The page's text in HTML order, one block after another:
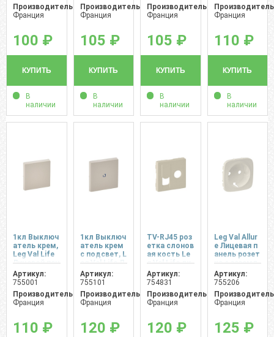
Производитель:
Франция
100 ₽
КУПИТЬ
В
наличии
Производитель:
Франция
105 ₽
КУПИТЬ
В
наличии
Производитель:
Франция
105 ₽
КУПИТЬ
В
наличии
Франция
110 ₽
КУПИТЬ
В
наличии
1кл Выключ
атель крем,
Leg Val Life
Лицевой пан
ель
Артикул:
755001
Производитель:
Франция
110 ₽
1кл Выключ
атель крем
с подсвет, L
eg Val Life Л
ицевой пане
ль
Артикул:
755101
Производитель:
Франция
120 ₽
TV-RJ45 роз
етка слонов
ая кость Le
g Val Life ли
цевая панел
ь
Артикул:
754831
Производитель:
Франция
120 ₽
Leg Val Allur
e Лицевая п
анель розет
ка с заземл
ением крем
овый
Артикул:
755206
Франция
125 ₽